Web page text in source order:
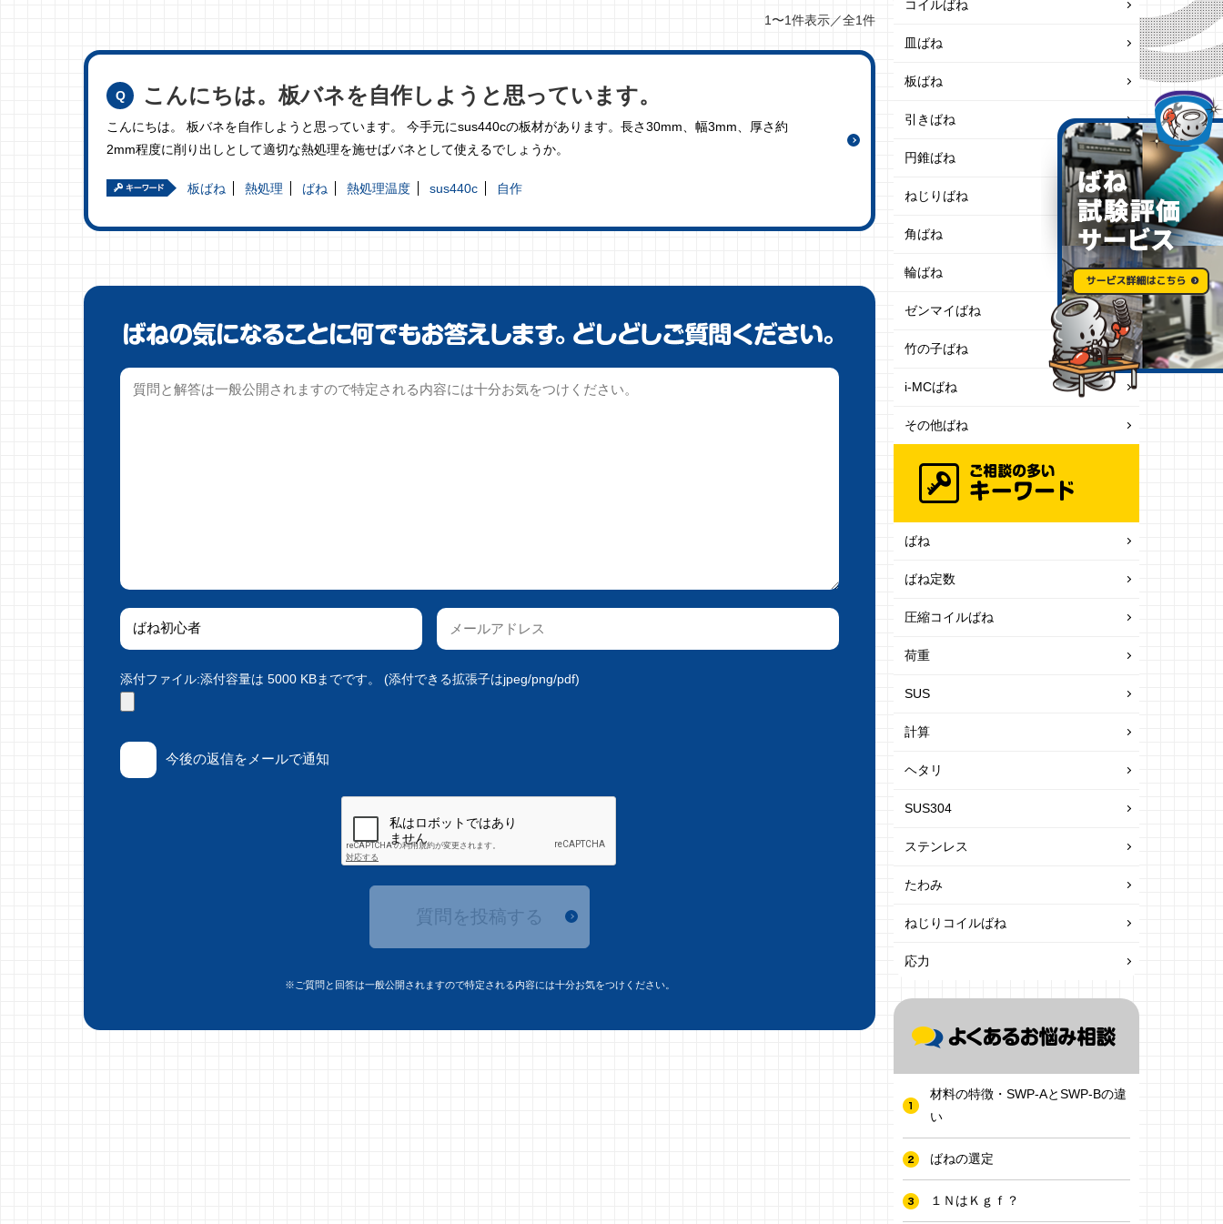
1〜1件表示／全1件
こんにちは。板バネを自作しようと思っています。
こんにちは。 板バネを自作しようと思っています。 今手元にsus440cの板材があります。長さ30mm、幅3mm、厚さ約
2mm程度に削り出しとして適切な熱処理を施せばバネとして使えるでしょうか。
板ばね 熱処理 ばね 熱処理温度 sus440c 自作
添付ファイル:添付容量は 5000 KBまでです。 (添付できる拡張子はjpeg/png/pdf)
今後の返信をメールで通知
質問を投稿する
※ご質問と回答は一般公開されますので特定される内容には十分お気をつけください。
コイルばね
皿ばね
板ばね
引きばね
円錐ばね
ねじりばね
角ばね
輪ばね
ゼンマイばね
竹の子ばね
i-MCばね
その他ばね
ばね
ばね定数
圧縮コイルばね
荷重
SUS
計算
ヘタリ
SUS304
ステンレス
たわみ
ねじりコイルばね
応力
材料の特徴・SWP-AとSWP-Bの違
い
ばねの選定
１ＮはＫｇｆ？